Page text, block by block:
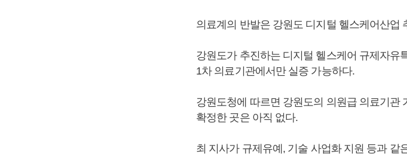
의료계의 반발은 강원도 디지털 헬스케어산업
강원도가 추진하는 디지털 헬스케어 규제자
1차 의료기관에서만 실증 가능하다.
강원도청에 따르면 강원도의 의원급 의료기관
확정한 곳은 아직 없다.
최 지사가 규제유예, 기술 사업화 지원 등과 같